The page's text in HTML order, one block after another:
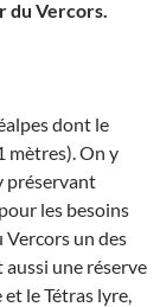
du Vercors.
dont le
mètres). On y
préservant
les besoins
un des
aussi une réserve
le Tétras lyre,